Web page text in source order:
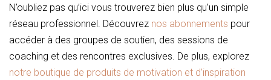
N’oubliez pas qu’ici vous trouverez bien plus qu’un simple
réseau professionnel. Découvrez nos abonnements pour
accéder à des groupes de soutien, des sessions de
coaching et des rencontres exclusives. De plus, explorez
notre boutique de produits de motivation et d’inspiration